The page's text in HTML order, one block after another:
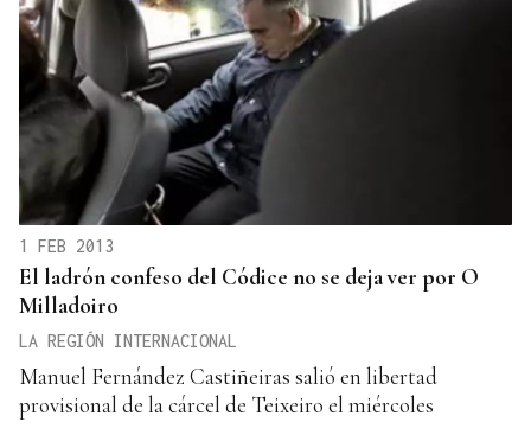
1 FEB 2013
El ladrón confeso del Códice no se deja ver por O
Milladoiro
LA REGIÓN INTERNACIONAL
Manuel Fernández Castiñeiras salió en libertad
provisional de la cárcel de Teixeiro el miércoles